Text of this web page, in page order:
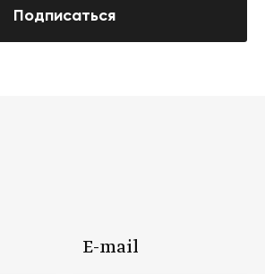
Подписаться